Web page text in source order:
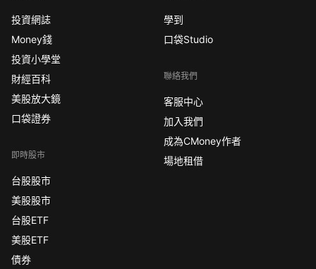
投資網誌
Money錢
投資小學堂
財經百科
美股放大鏡
口袋證券
即時股市
台股股市
美股股市
台股ETF
美股ETF
債券
學到
口袋Studio
聯絡我們
客服中心
加入我們
成為CMoney作者
場地租借